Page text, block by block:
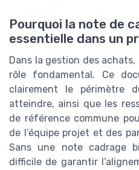
Pourquoi la note de
essentielle dans un
Dans la gestion des
rôle fondamental. Ce
clairement le périmètre
atteindre, ainsi que les
de référence commune
de l’équipe projet et des
Sans une note cadrage
difficile de garantir